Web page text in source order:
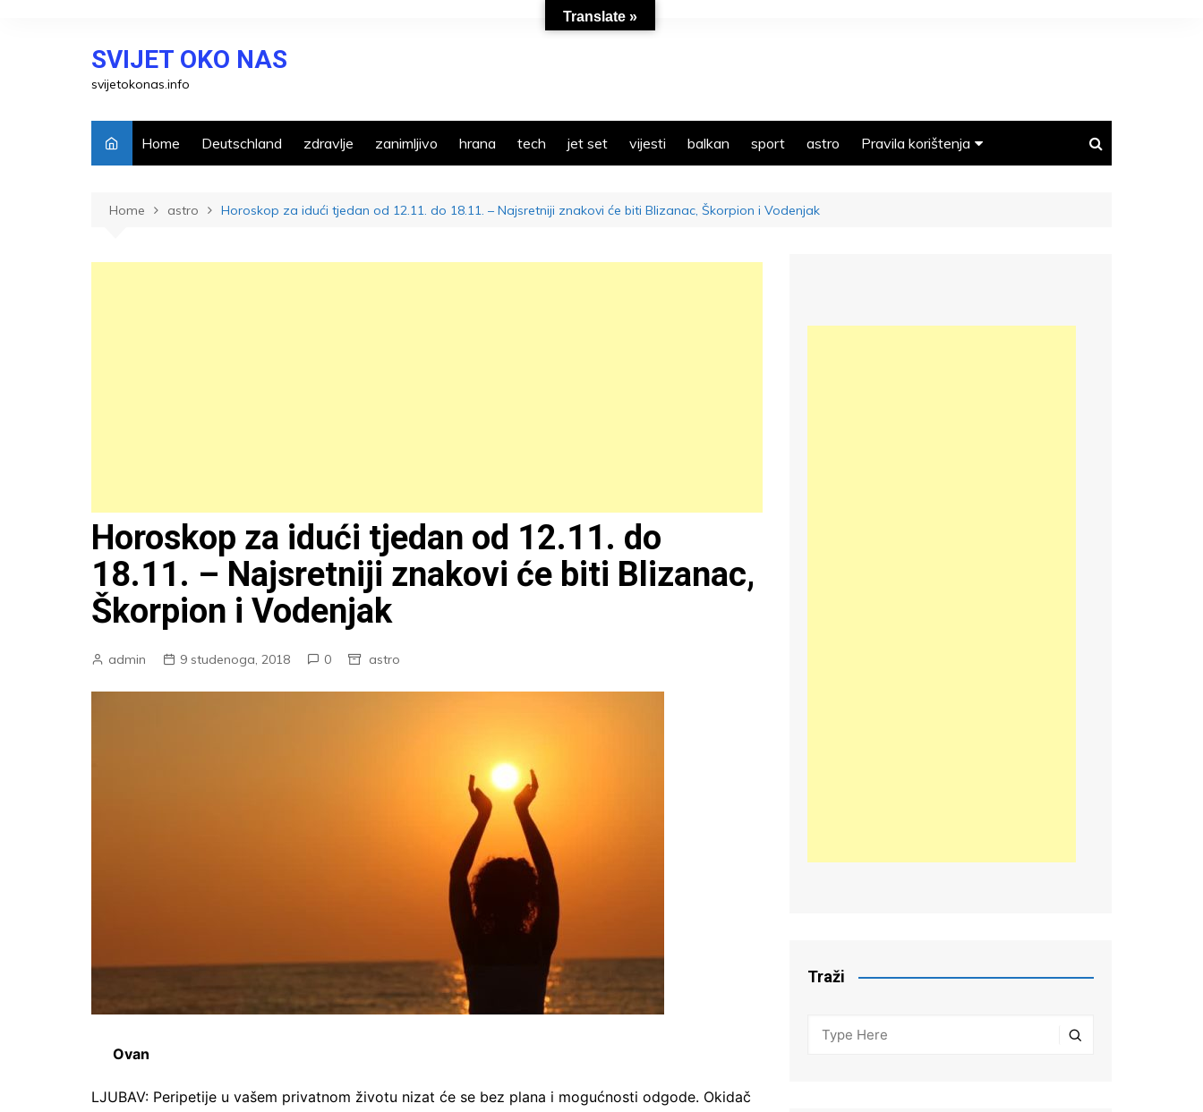
SVIJET OKO NAS
svijetokonas.info
Home Deutschland zdravlje zanimljivo hrana tech jet set vijesti balkan sport astro Pravila korištenja
Home astro Horoskop za idući tjedan od 12.11. do 18.11. – Najsretniji znakovi će biti Blizanac, Škorpion i Vodenjak
Horoskop za idući tjedan od 12.11. do
18.11. – Najsretniji znakovi će biti Blizanac,
Škorpion i Vodenjak
admin 9 studenoga, 2018 0 astro
Ovan
LJUBAV: Peripetije u vašem privatnom životu nizat će se bez plana i mogućnosti odgode. Okidač
Traži
Translate »